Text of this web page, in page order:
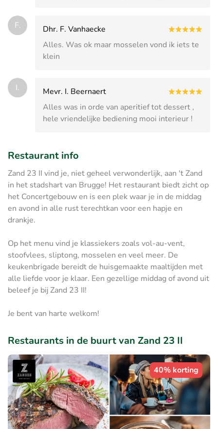
F.
Dhr. F. Vanhaecke
Alles. Was ok maar mosselen vond ik iets te
klein
I.
Mevr. I. Beernaert
Alles was in orde van aperitief tot dessert ,
hele vriendelijke bediening mooi interieur !
Restaurant info
Zand 23 II vind je, niet geheel verwonderlijk, aan 't Zand
in het stadshart van Brugge! Het restaurant biedt zicht op
het Concertgebouw en is een plek waar je in de middag
en avond in alle rust terechtkan voor een hapje en
drankje.
Op het menu vind je klassiekers zoals vol-au-vent,
stoofvlees, sliptong, mosselen en veel meer. De
keukenbrigade bereidt de huisgemaakte maaltijden met
alle liefde voor je klaar. Een gezellige middag of avond uit
beleef je bij Zand 23 II!
Je bent van harte welkom!
Restaurants in de buurt van Zand 23 II
40% korting